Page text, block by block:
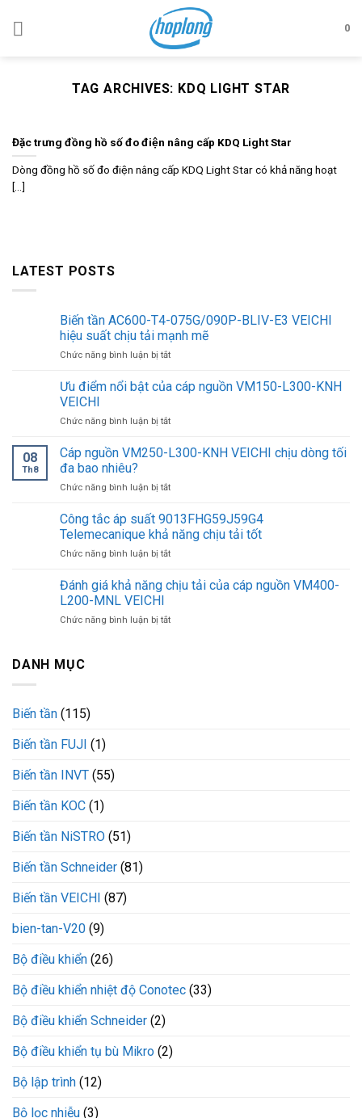
0
TAG ARCHIVES: KDQ LIGHT STAR
Đặc trưng đồng hồ số đo điện nâng cấp KDQ Light Star
Dòng đồng hồ số đo điện nâng cấp KDQ Light Star có khả năng hoạt
[...]
LATEST POSTS
Biến tần AC600-T4-075G/090P-BLIV-E3 VEICHI
hiệu suất chịu tải mạnh mẽ
Chức năng bình luận bị tắtở
tần
AC600-
075G/090P-
E3
suất
tải
mạnh
Ưu điểm nổi bật của cáp nguồn VM150-L300-KNH
VEICHI
Chức năng bình luận bị tắtở
điểm
của
nguồn
VM150-
KNH
08
Th8
Cáp nguồn VM250-L300-KNH VEICHI chịu dòng tối
đa bao nhiêu?
Chức năng bình luận bị tắtở
nguồn
VM250-
L300-
KNH
chịu
đa
Công tắc áp suất 9013FHG59J59G4
Telemecanique khả năng chịu tải tốt
Chức năng bình luận bị tắtở
tắc
9013FHG59J59G4
Đánh giá khả năng chịu tải của cáp nguồn VM400-
L200-MNL VEICHI
Chức năng bình luận bị tắtở
DANH MỤC
Biến tần (115)
Biến tần FUJI (1)
Biến tần INVT (55)
Biến tần KOC (1)
Biến tần NiSTRO (51)
Biến tần Schneider (81)
Biến tần VEICHI (87)
bien-tan-V20 (9)
Bộ điều khiển (26)
Bộ điều khiển nhiệt độ Conotec (33)
Bộ điều khiển Schneider (2)
Bộ điều khiển tụ bù Mikro (2)
Bộ lập trình (12)
Bộ lọc nhiễu (3)